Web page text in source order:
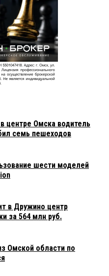
центре Омска водитель
семь пешеходов
шести моделей
в Дружино центр
за 564 млн руб.
Омской области по